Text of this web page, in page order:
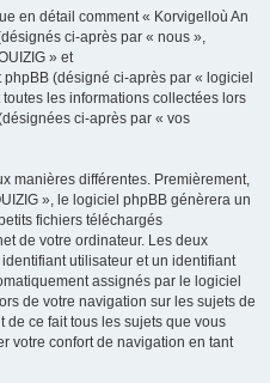
en détail comment « Korvigelloù An
ci-après par « nous »,
» et
(désigné ci-après par « logiciel
les informations collectées lors
ci-après par « vos
manières différentes. Premièrement,
», le logiciel phpBB génèrera un
fichiers téléchargés
de votre ordinateur. Les deux
utilisateur et un identifiant
assignés par le logiciel
de votre navigation sur les sujets de
de ce fait tous les sujets que vous
votre confort de navigation en tant